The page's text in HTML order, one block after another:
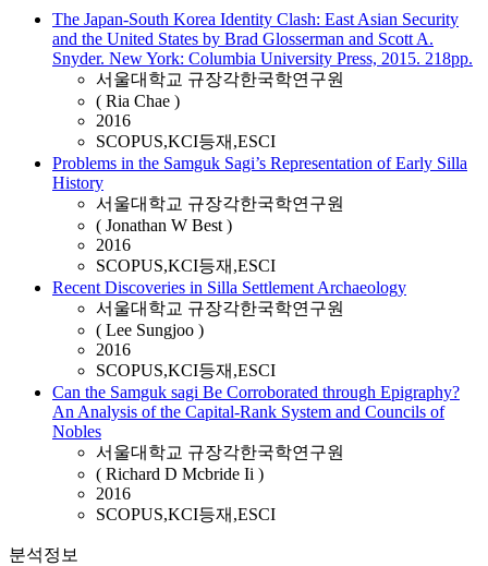
The Japan-South Korea Identity Clash: East Asian Security
and the United States by Brad Glosserman and Scott A.
Snyder. New York: Columbia University Press, 2015. 218pp.
서울대학교 규장각한국학연구원
( Ria Chae )
2016
SCOPUS,KCI등재,ESCI
Problems in the Samguk Sagi’s Representation of Early Silla
History
서울대학교 규장각한국학연구원
( Jonathan W Best )
2016
SCOPUS,KCI등재,ESCI
Recent Discoveries in Silla Settlement Archaeology
서울대학교 규장각한국학연구원
( Lee Sungjoo )
2016
SCOPUS,KCI등재,ESCI
Can the Samguk sagi Be Corroborated through Epigraphy?
An Analysis of the Capital-Rank System and Councils of
Nobles
서울대학교 규장각한국학연구원
( Richard D Mcbride Ii )
2016
SCOPUS,KCI등재,ESCI
분석정보